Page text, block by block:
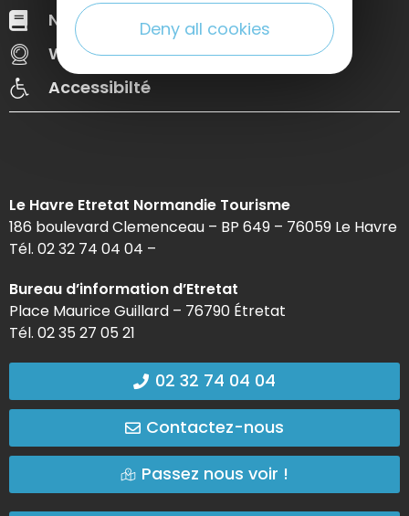
Nos brochures
Web Tv
Webcams
Congrès
Accessibilté
Le Havre Etretat Normandie Tourisme
186 boulevard Clemenceau – BP 649 – 76059 Le Havre
Tél. 02 32 74 04 04 –
Bureau d’information d’Etretat
Place Maurice Guillard – 76790 Étretat
Tél. 02 35 27 05 21
02 32 74 04 04
Contactez-nous
Passez nous voir !
Deny all cookies